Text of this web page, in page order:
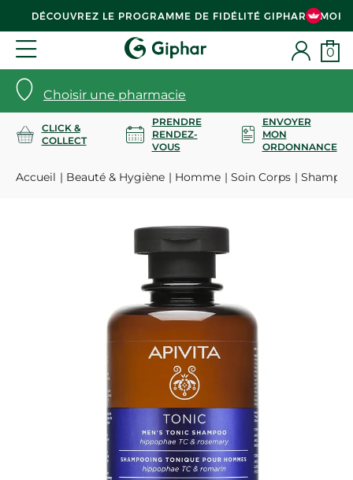
DÉCOUVREZ LE PROGRAMME DE FIDÉLITÉ GIPHAR & MOI
Choisir une pharmacie
0
CLICK &
COLLECT
PRENDRE
RENDEZ-
VOUS
ENVOYER
MON
ORDONNANCE
Accueil Beauté & Hygiène Homme Soin Corps